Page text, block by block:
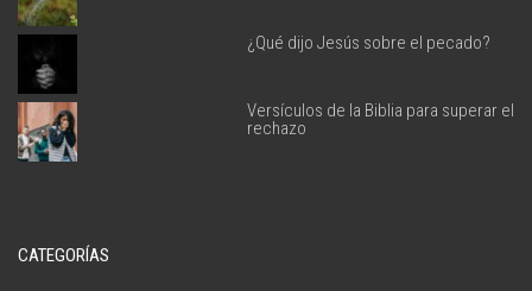
¿Qué dijo Jesús sobre el pecado?
Versículos de la Biblia para superar el
rechazo
CATEGORÍAS